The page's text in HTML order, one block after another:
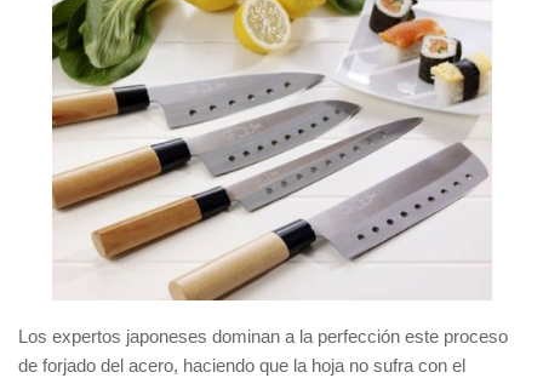
Los expertos japoneses dominan a la perfección este proceso
de forjado del acero, haciendo que la hoja no sufra con el